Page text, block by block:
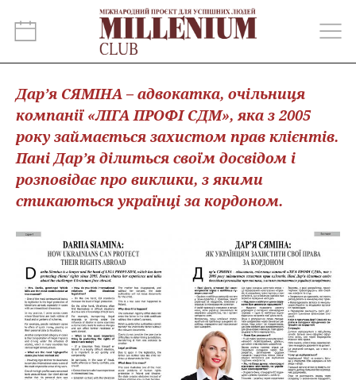
Дар’я СЯМІНА – адвокатка, очільниця
компанії «ЛІГА ПРОФІ СДМ», яка з 2005
року займається захистом прав клієнтів.
Пані Дар’я ділиться своїм досвідом і
розповідає про виклики, з якими
стикаються українці за кордоном.